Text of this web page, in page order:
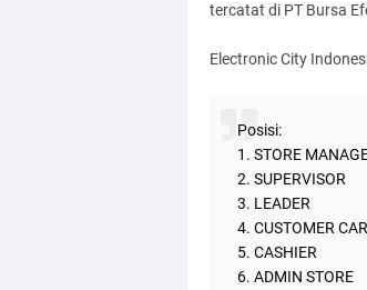
tercatat di PT Bursa
Electronic City
Posisi:
1. STORE
2. SUPERVISOR
3. LEADER
4. CUSTOMER
5. CASHIER
6. ADMIN STORE